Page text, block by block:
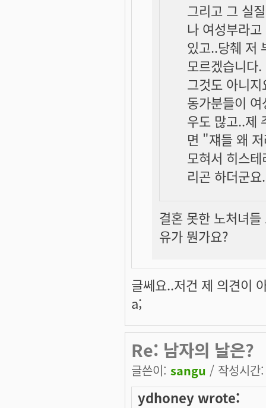
그리고 그 실
나 여성부라
있고..당췌 저
모르겠습니다
그것도 아니
동가분들이
우도 많고..제
면 "쟤들 왜
모혀서 히스
리곤 하더군
결혼 못한 노처녀
유가 뭔가요?
글쎄요..저건 제 의견이
a;
Re: 남자의 날은?
글쓴이: sangu / 작성시
ydhoney wrote: